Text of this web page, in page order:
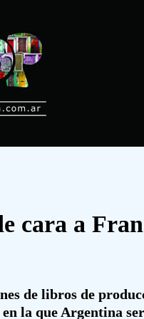
cara a
de libros de
la que Argentina